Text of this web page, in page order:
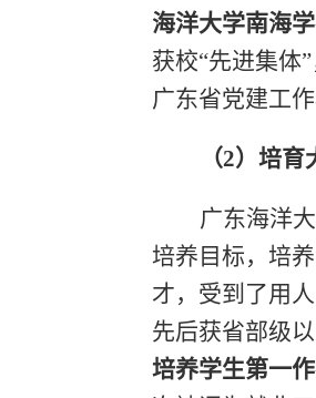
海洋大学南海
获校“先进集体
广东省党建工
（2）培育
广东海洋
培养目标，培
才，受到了用
先后获省部级
培养学生第一